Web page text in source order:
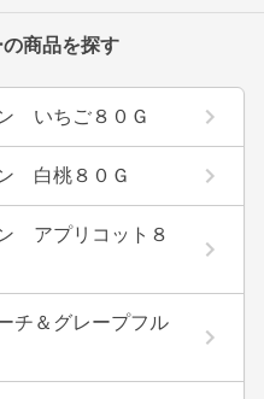
商品を探す
いちご８０Ｇ
白桃８０Ｇ
アプリコット８
チ＆グレープフル